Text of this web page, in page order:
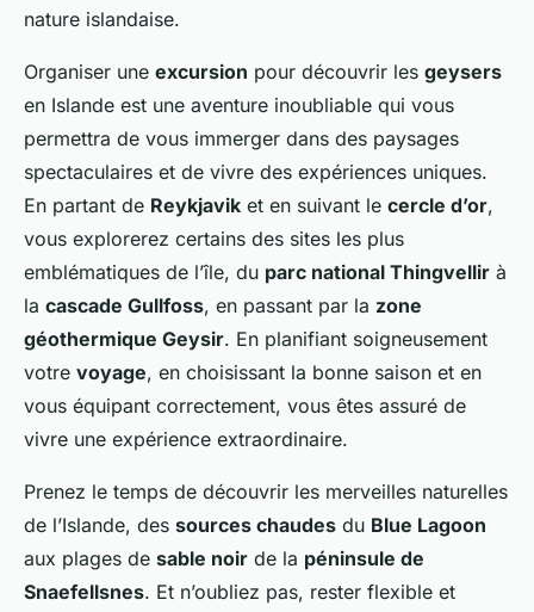
nature islandaise.
Organiser une excursion pour découvrir les geysers
en Islande est une aventure inoubliable qui vous
permettra de vous immerger dans des paysages
spectaculaires et de vivre des expériences uniques.
En partant de Reykjavik et en suivant le cercle d’or,
vous explorerez certains des sites les plus
emblématiques de l’île, du parc national Thingvellir à
la cascade Gullfoss, en passant par la zone
géothermique Geysir. En planifiant soigneusement
votre voyage, en choisissant la bonne saison et en
vous équipant correctement, vous êtes assuré de
vivre une expérience extraordinaire.
Prenez le temps de découvrir les merveilles naturelles
de l’Islande, des sources chaudes du Blue Lagoon
aux plages de sable noir de la péninsule de
Snaefellsnes. Et n’oubliez pas, rester flexible et